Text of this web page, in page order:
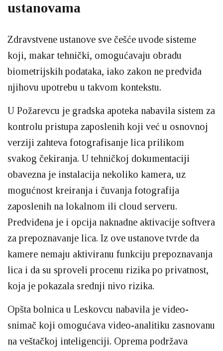
ustanovama
Zdravstvene ustanove sve češće uvode sisteme
koji, makar tehnički, omogućavaju obradu
biometrijskih podataka, iako zakon ne predviđa
njihovu upotrebu u takvom kontekstu.
U Požarevcu je gradska apoteka nabavila sistem za
kontrolu pristupa zaposlenih koji već u osnovnoj
verziji zahteva fotografisanje lica prilikom
svakog čekiranja. U tehničkoj dokumentaciji
obavezna je instalacija nekoliko kamera, uz
mogućnost kreiranja i čuvanja fotografija
zaposlenih na lokalnom ili cloud serveru.
Predviđena je i opcija naknadne aktivacije softvera
za prepoznavanje lica. Iz ove ustanove tvrde da
kamere nemaju aktiviranu funkciju prepoznavanja
lica i da su sproveli procenu rizika po privatnost,
koja je pokazala srednji nivo rizika.
Opšta bolnica u Leskovcu nabavila je video-
snimač koji omogućava video-analitiku zasnovanu
na veštačkoj inteligenciji. Oprema podržava